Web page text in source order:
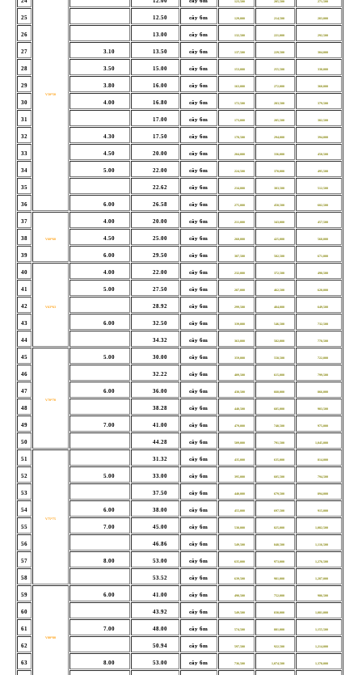
V50*50
123,500 205,500 271,500
25 12.50 cây 6m 129,000 214,500 283,000
26 13.00 cây 6m 132,500 221,000 292,500
27 3.10 13.50 cây 6m 137,500 229,500 304,000
28 3.50 15.00 cây 6m 153,000 255,500 338,000
29 3.80 16.00 cây 6m 163,000 272,000 360,000
30 4.00 16.80 cây 6m 172,500 283,500 379,500
31 17.00 cây 6m 173,000 285,500 382,500
32 4.30 17.50 cây 6m 178,500 294,000 394,000
33 4.50 20.00 cây 6m 204,000 336,000 450,500
34 5.00 22.00 cây 6m 224,500 370,000 495,500
35 22.62 cây 6m 234,000 383,500 512,500
36 6.00 26.58 cây 6m 275,000 450,500 602,500
37
V60*60
4.00 20.00 cây 6m 211,000 343,000 457,500
38 4.50 25.00 cây 6m 260,000 425,000 568,000
39 6.00 29.50 cây 6m 307,500 502,500 671,000
40
V63*63
4.00 22.00 cây 6m 232,000 372,500 498,500
41 5.00 27.50 cây 6m 287,000 462,500 620,000
42 28.92 cây 6m 299,500 484,000 649,500
43 6.00 32.50 cây 6m 339,000 546,500 732,500
44 34.32 cây 6m 363,000 582,000 778,500
45
V70*70
5.00 30.00 cây 6m 359,000 550,500 722,000
46 32.22 cây 6m 409,500 615,000 799,500
47 6.00 36.00 cây 6m 430,500 660,000 866,000
48 38.28 cây 6m 440,500 685,000 903,500
49 7.00 41.00 cây 6m 479,000 740,500 975,000
50 44.28 cây 6m 509,000 791,500 1,045,000
51
V75*75
31.32 cây 6m 435,000 635,000 814,000
52 5.00 33.00 cây 6m 395,000 605,500 794,500
53 37.50 cây 6m 440,000 679,500 894,000
54 6.00 38.00 cây 6m 455,000 697,500 915,000
55 7.00 45.00 cây 6m 538,000 825,000 1,082,500
56 46.86 cây 6m 549,500 848,500 1,116,500
57 8.00 53.00 cây 6m 635,000 973,000 1,276,500
58 53.52 cây 6m 639,500 981,000 1,287,000
59
V80*80
6.00 41.00 cây 6m 490,500 752,000 986,500
60 43.92 cây 6m 549,500 830,000 1,081,000
61 7.00 48.00 cây 6m 574,500 881,000 1,155,500
62 50.94 cây 6m 597,500 922,500 1,214,000
63 8.00 53.00 cây 6m 736,500 1,074,500 1,378,000